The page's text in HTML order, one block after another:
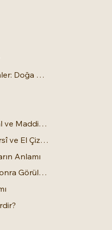
4 Element Konulu Filmler: Doğa Üstü Güçler
Magnum Opus: Ruhsal ve Maddi Dönüşümün Büyük Eseri
Bediüzzaman Said Nursî ve El Çizgileri: İnsan Doğasına Dair Bir Bakış
Anlamı
Sabah Namazından Sonra Görülen Rüya Gerçek Olur mu?